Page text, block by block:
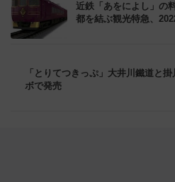
近鉄「あをによし」
都を結ぶ観光特急、
「とりてつきっぷ」大井川鐵道と
ボで発売